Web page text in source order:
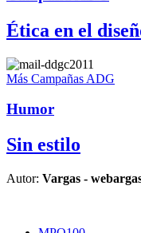
Ética en el
Más Campañas ADG
Humor
Sin estilo
Autor: Vargas -